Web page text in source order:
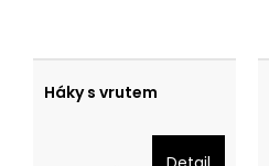
Háky s vrutem